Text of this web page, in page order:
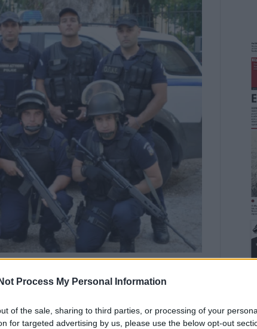
Process My Personal Information
of the sale, sharing to third parties, or processing of your
for targeted advertising by us, please use the below opt-out
από συντονισμένη
εκκλησιαστική εικόνα,